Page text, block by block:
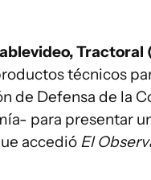
Tractoral
técnicos
de Defensa de la
para presentar
accedió El